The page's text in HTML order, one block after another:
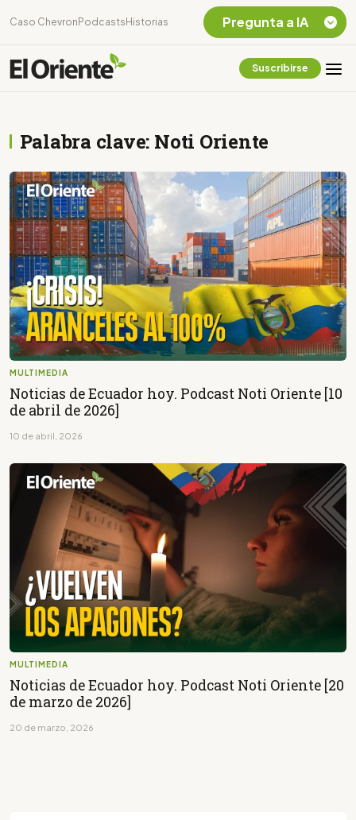
Caso Chevron Podcasts Historias
Suscribirse
Palabra clave: Noti Oriente
MULTIMEDIA
Noticias de Ecuador hoy. Podcast Noti Oriente [10
de abril de 2026]
10 de abril, 2026
MULTIMEDIA
Noticias de Ecuador hoy. Podcast Noti Oriente [20
de marzo de 2026]
20 de marzo, 2026
Pregunta a IA
Listar destinos
Amazonia Ecuatoriana
¿En que consiste la
tasa minera que rige en
Ecuador?